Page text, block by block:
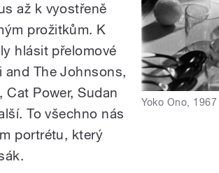
Yoko Ono, 1967
až k vyostřeně
prožitkům. K
hlásit přelomové
The Johnsons,
Cat Power, Sudan
To všechno nás
portrétu, který